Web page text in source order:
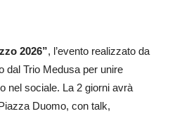
2026”, l’evento realizzato da
dal Trio Medusa per unire
nel sociale. La 2 giorni avrà
Duomo, con talk,